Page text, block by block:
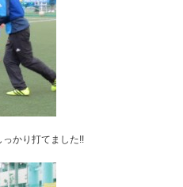
かり打てました!!